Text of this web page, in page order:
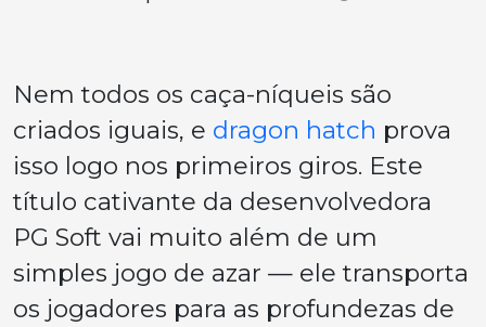
Nem todos os caça-níqueis são
criados iguais, e dragon hatch prova
isso logo nos primeiros giros. Este
título cativante da desenvolvedora
PG Soft vai muito além de um
simples jogo de azar — ele transporta
os jogadores para as profundezas de